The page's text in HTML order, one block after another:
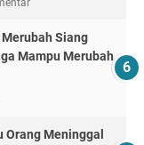
Siang
Mampu Merubah
Orang Meninggal